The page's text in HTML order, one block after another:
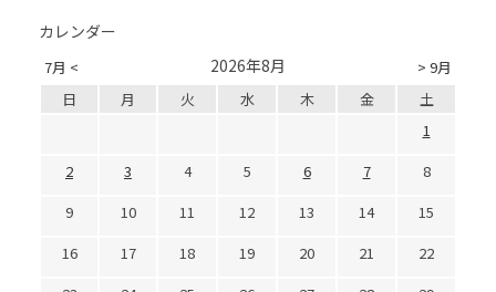
カレンダー
7月 < > 9月
2026年8月
日 月 火 水 木 金
土
1
2
3 4 5 6 7
8
9
10 11 12 13 14
15
16
17 18 19 20 21
22